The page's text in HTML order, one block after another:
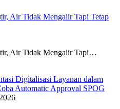
Air Tidak Mengalir Tapi Tetap
Air Tidak Mengalir Tapi…
Digitalisasi Layanan dalam
Automatic Approval SPOG